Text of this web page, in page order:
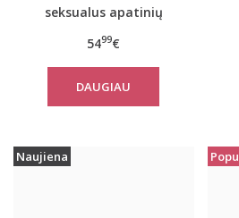
seksualus apatinių
5499€
DAUGIAU
Naujiena